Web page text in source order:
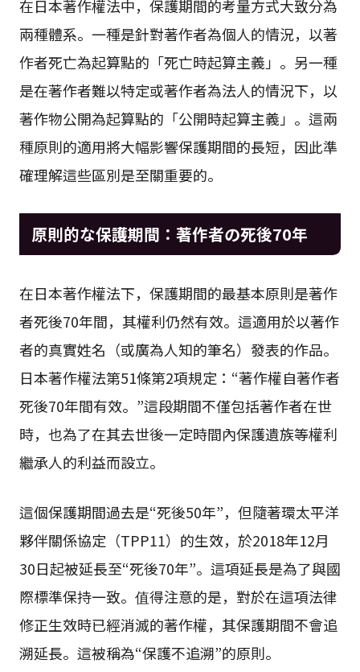
在日本著作權法中，保護期間的考量方式大致分為
兩種體系。一種是針對著作者為個人的情況，以著
作者死亡為起算點的「死亡時起算主義」。另一種
是在著作者難以特定或著作者為法人的情況下，以
著作物公開為起算點的「公開時起算主義」。這兩
種原則的適用將大幅影響保護期間的長短，因此準
確理解這些區別是至關重要的。
原則的な保護期間：著作者の死後70年
在日本著作權法下，保護期間的最基本原則是著作
者死後70年間，其權利仍然有效。這適用於以著作
者的真實姓名（或廣為人知的筆名）發表的作品。
日本著作權法第51條第2項規定：“著作權自著作者
死後70年間有效。”這段期間不僅包括著作者在世
時，也為了在其去世後一定時間內保護遺族等權利
繼承人的利益而設立。
這個保護期間過去是“死後50年”，但隨著環太平洋
夥伴關係協定（TPP11）的生效，於2018年12月
30日起被延長至“死後70年”。這項延長是為了與國
際標準保持一致。值得注意的是，對於在這項法律
修正生效時已經消滅的著作權，其保護期間不會追
溯延長。這被稱為“保護不追溯”的原則。